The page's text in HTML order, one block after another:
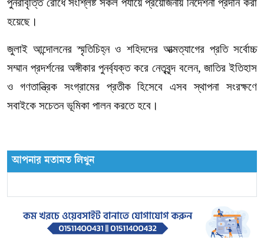
পুনরাবৃত্তি রোধে সংশ্লিষ্ট সকল পর্যায়ে প্রয়োজনীয় নির্দেশনা প্রদান করা
হয়েছে।
জুলাই আন্দোলনের স্মৃতিচিহ্ন ও শহিদদের আত্মত্যাগের প্রতি সর্বোচ্চ
সম্মান প্রদর্শনের অঙ্গীকার পুনর্ব্যক্ত করে নেতৃবৃন্দ বলেন,জাতির ইতিহাস
ও গণতান্ত্রিক সংগ্রামের প্রতীক হিসেবে এসব স্থাপনা সংরক্ষণে
সবাইকে সচেতন ভূমিকা পালন করতে হবে।
আপনার মতামত লিখুন